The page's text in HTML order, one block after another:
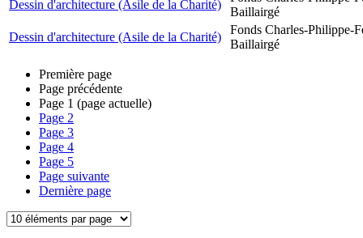
Dessin d'architecture (Asile de la Charité)
Baillairgé
Dessin d'architecture (Asile de la Charité)
Fonds Charles-Philippe-
Baillairgé
Première page
Page précédente
Page 1 (page actuelle)
Page 2
Page 3
Page 4
Page 5
Page suivante
Dernière page